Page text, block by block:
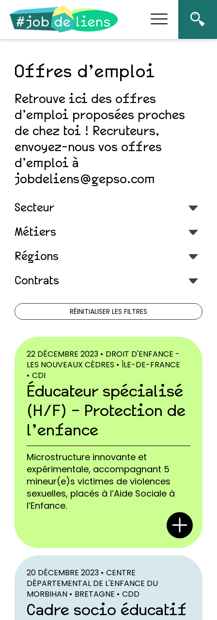
Offres d’emploi
Retrouve ici des offres
d’emploi proposées proches
de chez toi ! Recruteurs,
envoyez-nous vos offres
d’emploi à
jobdeliens@gepso.com
Secteur
Sélectionnez le contenu
Métiers
Sélectionnez le contenu
Régions
Sélectionnez le contenu
Contrats
Sélectionnez le contenu
RÉINITIALISER LES FILTRES
22 DÉCEMBRE 2023 • DROIT D'ENFANCE -
LES NOUVEAUX CÈDRES • ÎLE-DE-FRANCE
• CDI
Éducateur spécialisé
(H/F) – Protection de
l’enfance
Microstructure innovante et
expérimentale, accompagnant 5
mineur(e)s victimes de violences
sexuelles, placés à l’Aide Sociale à
l’Enfance.
20 DÉCEMBRE 2023 • CENTRE
DÉPARTEMENTAL DE L'ENFANCE DU
MORBIHAN • BRETAGNE • CDD
Cadre socio éducatif